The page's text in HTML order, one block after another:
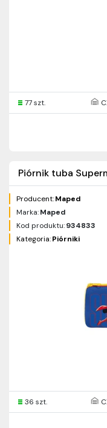
77 szt.
Piórnik tuba
Producent:Maped
Marka:Maped
Kod produktu:934833
Kategoria:Piórniki
36 szt.